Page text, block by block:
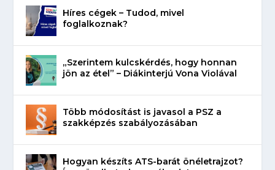
Híres cégek – Tudod, mivel
foglalkoznak?
„Szerintem kulcskérdés, hogy honnan
jön az étel” – Diákinterjú Vona Violával
Több módosítást is javasol a PSZ a
szakképzés szabályozásában
Hogyan készíts ATS-barát önéletrajzot?